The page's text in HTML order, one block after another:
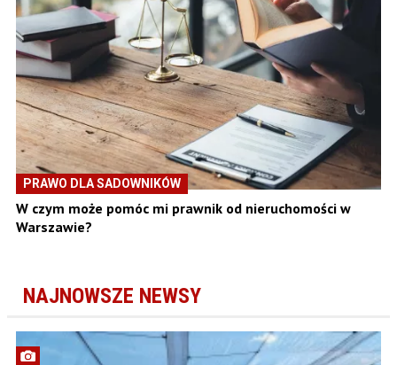
PRAWO DLA SADOWNIKÓW
W czym może pomóc mi prawnik od nieruchomości w
Warszawie?
NAJNOWSZE NEWSY